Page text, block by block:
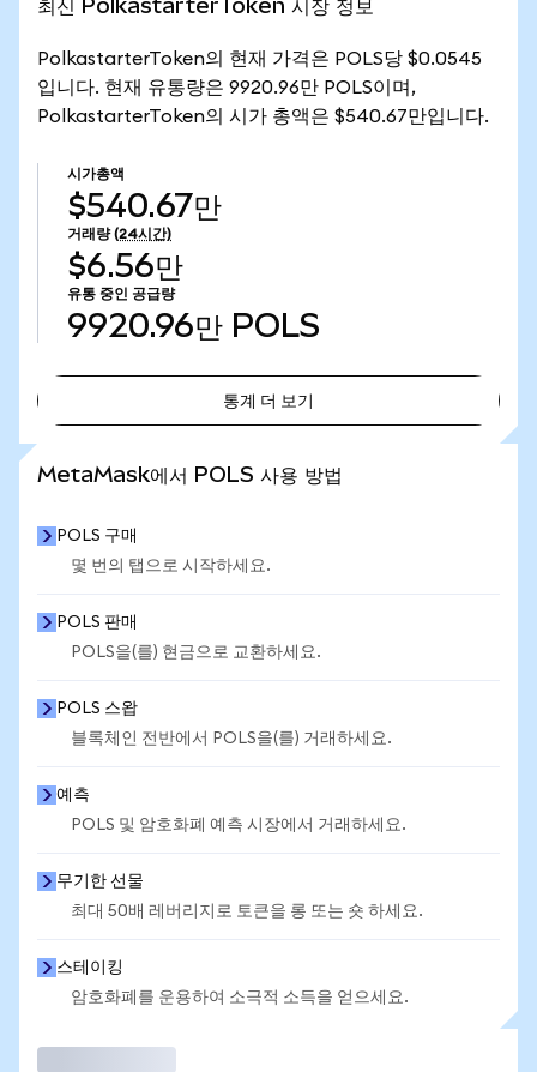
최신 PolkastarterToken 시장 정보
PolkastarterToken의 현재 가격은 POLS당 $0.0545
입니다. 현재 유통량은 9920.96만 POLS이며,
PolkastarterToken의 시가 총액은 $540.67만입니다.
시가총액
$540.67만
거래량 (24시간)
$6.56만
유통 중인 공급량
9920.96만 POLS
통계 더 보기
MetaMask에서 POLS 사용 방법
POLS 구매
몇 번의 탭으로 시작하세요.
POLS 판매
POLS을(를) 현금으로 교환하세요.
POLS 스왑
블록체인 전반에서 POLS을(를) 거래하세요.
예측
POLS 및 암호화폐 예측 시장에서 거래하세요.
무기한 선물
최대 50배 레버리지로 토큰을 롱 또는 숏 하세요.
스테이킹
암호화폐를 운용하여 소극적 소득을 얻으세요.